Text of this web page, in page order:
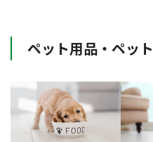
ペット用品・ペッ